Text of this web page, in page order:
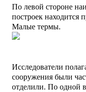
По левой стороне
построек находится
Малые термы.
Исследователи
сооружения были
отделили. По одной